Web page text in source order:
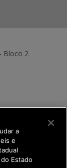
Bloco 2
a
e
Estado